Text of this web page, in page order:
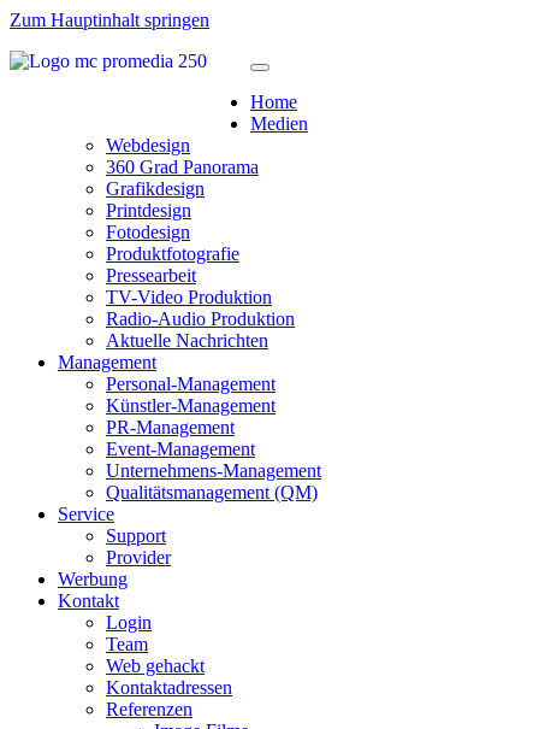
Zum Hauptinhalt springen
Home
Medien
Webdesign
360 Grad Panorama
Grafikdesign
Printdesign
Fotodesign
Produktfotografie
Pressearbeit
TV-Video Produktion
Radio-Audio Produktion
Aktuelle Nachrichten
Management
Personal-Management
Künstler-Management
PR-Management
Event-Management
Unternehmens-Management
Qualitätsmanagement (QM)
Service
Support
Provider
Werbung
Kontakt
Login
Team
Web gehackt
Kontaktadressen
Referenzen